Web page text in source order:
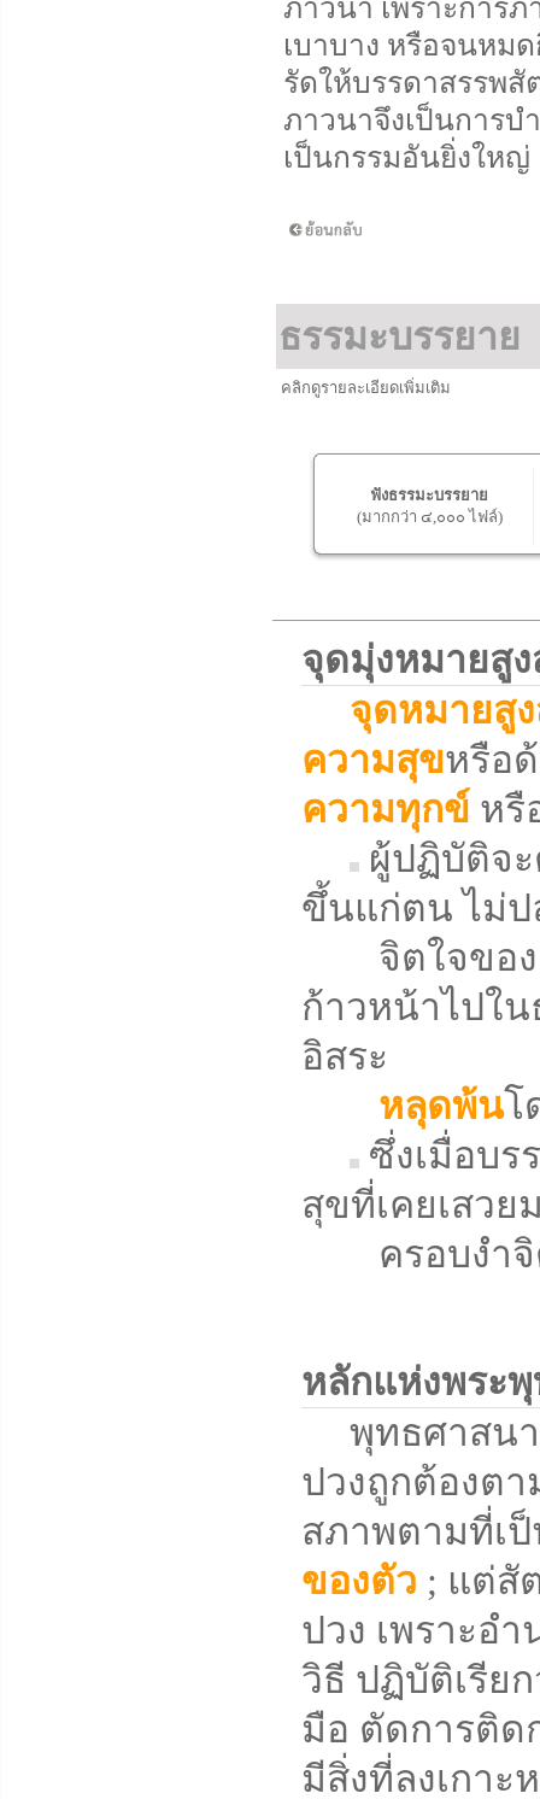
ภาวนา เพราะการ
เบาบาง หรือจนหม
รัดให้บรรดาสรรพสั
ภาวนาจึงเป็นการ
เป็นกรรมอันยิ่งใหญ่
ธรรมะบรรยาย
คลิกดูรายละเอียดเพิ่มเติม
ฟังธรรมะบรรยาย
(มากกว่า ๔,๐๐๐ ไฟล์)
จุดมุ่งหมายสู
จุดหมายสู
ความสุขหรือ
ความทุกข์ หรื
ผู้ปฏิบัติจะ
ขึ้นแก่ตน ไม่ป
จิตใจของ
ก้าวหน้าไปใน
อิสระ
หลุดพ้นโ
ซึ่งเมื่อบร
สุขที่เคยเสว
ครอบงำจิต
หลักแห่งพระ
พุทธศาสนา
ปวงถูกต้องตา
สภาพตามที่เ
ของตัว ; แต่สั
ปวง เพราะอ
วิธี ปฏิบัติเรีย
มือ ตัดการติ
มีสิ่งที่ลงเกา